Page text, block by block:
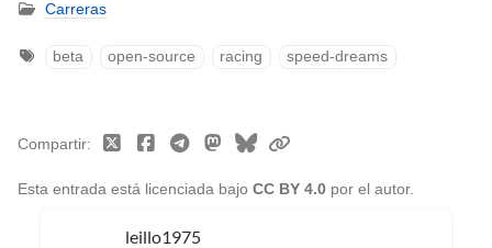
Carreras
beta open-source racing speed-dreams
Esta entrada está licenciada bajo CC BY 4.0 por el autor.
Compartir
leillo1975